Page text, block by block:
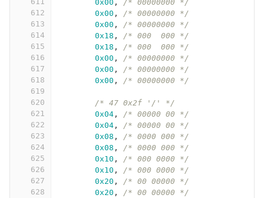
612
613
614
615
616
617
618
619
620
621
622
623
624
625
626
627
628
0x00 ,
/* 00000000 */
0x00 ,
/* 00000000 */
0x00 ,
/* 00000000 */
0x18 ,
/* 000  000 */
0x18 ,
/* 000  000 */
0x00 ,
/* 00000000 */
0x00 ,
/* 00000000 */
0x00 , /* 00000000 */
/* 47 0x2f '/' */
0x04 ,
/* 00000 00 */
0x04 ,
/* 00000 00 */
0x08 ,
/* 0000 000 */
0x08 ,
/* 0000 000 */
0x10 ,
/* 000 0000 */
0x10 ,
/* 000 0000 */
0x20 ,
/* 00 00000 */
0x20 ,
/* 00 00000 */